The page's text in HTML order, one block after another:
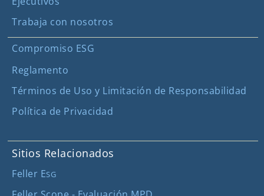
Trabaja con nosotros
Compromiso ESG
Reglamento
Términos de Uso y Limitación de Responsabilidad
Política de Privacidad
Sitios Relacionados
Feller ESG